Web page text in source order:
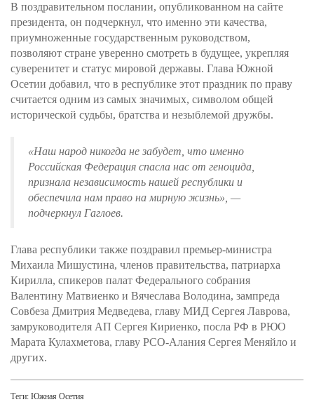
В поздравительном послании, опубликованном на сайте
президента, он подчеркнул, что именно эти качества,
приумноженные государственным руководством,
позволяют стране уверенно смотреть в будущее, укрепляя
суверенитет и статус мировой державы. Глава Южной
Осетии добавил, что в республике этот праздник по праву
считается одним из самых значимых, символом общей
исторической судьбы, братства и незыблемой дружбы.
«Наш народ никогда не забудет, что именно
Российская Федерация спасла нас от геноцида,
признала независимость нашей республики и
обеспечила нам право на мирную жизнь», —
подчеркнул Гаглоев.
Глава республики также поздравил премьер-министра
Михаила Мишустина, членов правительства, патриарха
Кирилла, спикеров палат Федерального собрания
Валентину Матвиенко и Вячеслава Володина, зампреда
Совбеза Дмитрия Медведева, главу МИД Сергея Лаврова,
замруководителя АП Сергея Кириенко, посла РФ в РЮО
Марата Кулахметова, главу РСО-Алания Сергея Меняйло и
других.
Теги: Южная Осетия